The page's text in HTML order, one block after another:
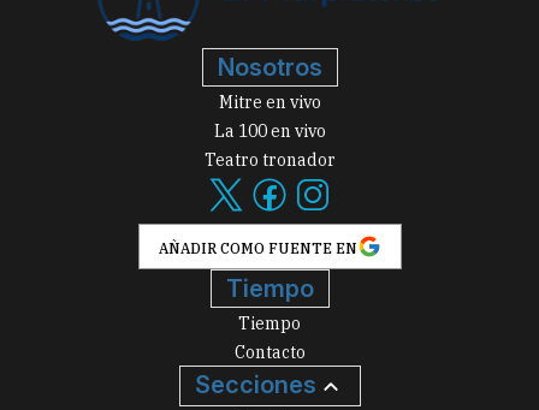
Nosotros
Mitre en vivo
La 100 en vivo
Teatro tronador
AÑADIR COMO FUENTE EN
Tiempo
Tiempo
Contacto
Secciones